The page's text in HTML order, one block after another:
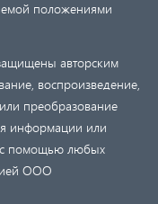
положениями
авторским
воспроизведение,
преобразование
информации или
с помощью любых
ООО